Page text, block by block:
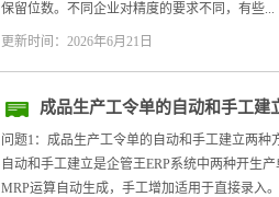
保留位数。不同企业对精度的要求不同，有些...
更新时间：2026年6月21日
成品生产工令单的自动和手工建
问题1：成品生产工令单的自动和手工建立两
自动和手工建立是企管王ERP系统中两种开生
MRP运算自动生成，手工增加适用于直接录入